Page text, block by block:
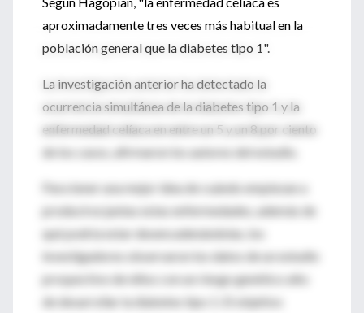
aproximadamente tres veces más habitual en la
población general que la diabetes tipo 1".
La investigación anterior ha detectado la
ocurrencia simultánea de la diabetes tipo 1 y la
enfermedad celíaca en entre un 5 y un 8 por ciento
de los casos, afirmaron los autores del estudio.
Para tener una mejor idea de cuándo empiezan a
producirse juntas estas enfermedades, además de
qué podría estar desencadenándolas, los
investigadores observaron los datos de un estudio
prospectivo de niños con un riesgo genético alto
de desarrollar la diabetes tipo 1. El objetivo